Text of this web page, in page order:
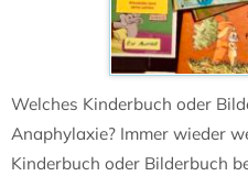
Welches Kinderbuch oder
Anaphylaxie? Immer wieder
Kinderbuch oder Bilderbuch